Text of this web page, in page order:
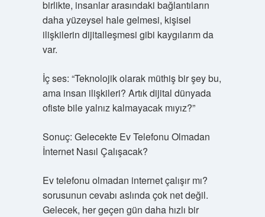
birlikte, insanlar arasındaki bağlantıların
daha yüzeysel hale gelmesi, kişisel
ilişkilerin dijitalleşmesi gibi kaygılarım da
var.
İç ses: “Teknolojik olarak müthiş bir şey bu,
ama insan ilişkileri? Artık dijital dünyada
ofiste bile yalnız kalmayacak mıyız?”
Sonuç: Gelecekte Ev Telefonu Olmadan
İnternet Nasıl Çalışacak?
Ev telefonu olmadan internet çalışır mı?
sorusunun cevabı aslında çok net değil.
Gelecek, her geçen gün daha hızlı bir